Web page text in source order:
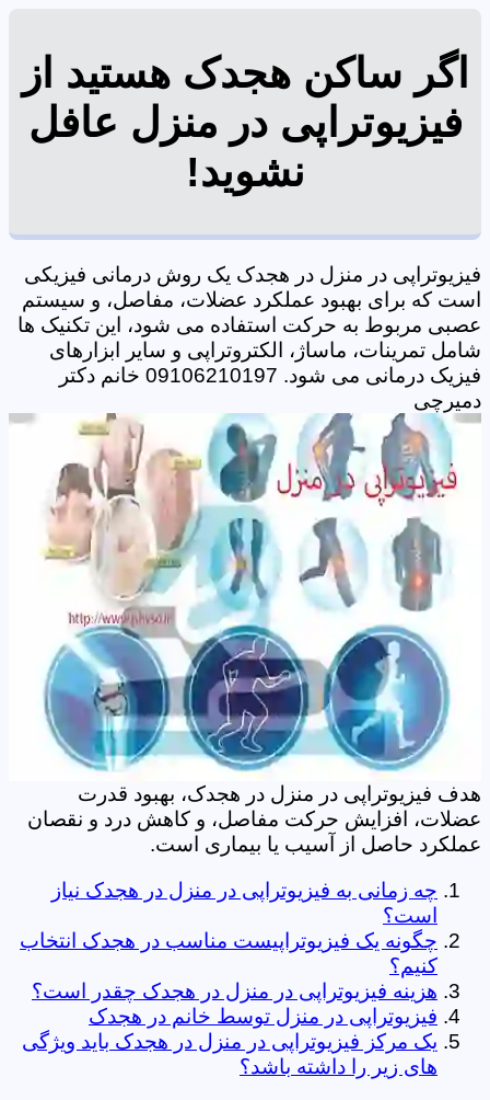
اگر ساکن هجدک هستید از
فیزیوتراپی در منزل عافل
نشوید!
فیزیوتراپی در منزل در هجدک یک روش درمانی فیزیکی
است که برای بهبود عملکرد عضلات، مفاصل، و سیستم
عصبی مربوط به حرکت استفاده می شود، این تکنیک ها
شامل تمرینات، ماساژ، الکتروتراپی و سایر ابزارهای
فیزیک درمانی می شود. 09106210197 خانم دکتر
دمیرچی
هدف فیزیوتراپی در منزل در هجدک، بهبود قدرت
عضلات، افزایش حرکت مفاصل، و کاهش درد و نقصان
عملکرد حاصل از آسیب یا بیماری است.
چه زمانی به فیزیوتراپی در منزل در هجدک نیاز
است؟
چگونه یک فیزیوتراپیست مناسب در هجدک انتخاب
کنیم؟
هزینه فیزیوتراپی در منزل در هجدک چقدر است؟
فیزیوتراپی در منزل توسط خانم در هجدک
یک مرکز فیزیوتراپی در منزل در هجدک باید ویژگی
های زیر را داشته باشد؟